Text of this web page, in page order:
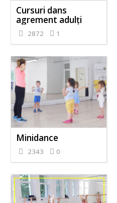
Cursuri dans
agrement adulți
2872 1
Minidance
2343 0